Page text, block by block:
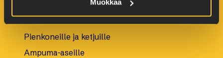
Muokkaa
Pienkoneille ja ketjuille
Ampuma-aseille